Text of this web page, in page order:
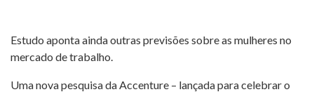
Estudo aponta ainda outras previsões sobre as mulheres no
mercado de trabalho.
Uma nova pesquisa da Accenture – lançada para celebrar o